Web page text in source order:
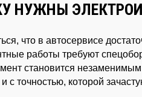
НУЖНЫ
что в автосервисе
работы требуют
становится
точностью, которой